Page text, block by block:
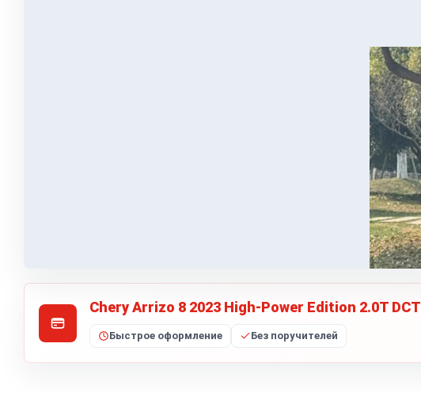
Chery Arrizo 8 2023 High-Power Edition 2.0T DCT
Быстрое оформление Без поручителей